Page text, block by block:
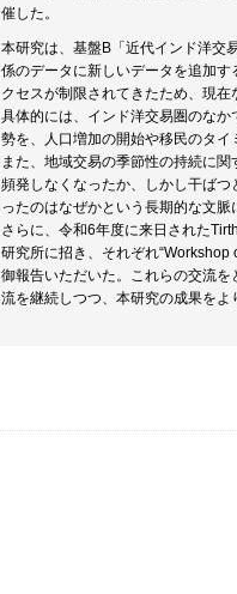
催した。
本研究は、基盤B「近代インド洋交
係のデータに新しいデータを追加
クセスが制限されてきたため、現在
具体的には、インド洋交易圏のな
勢を、人口増加の開始や移民のタイ
また、地域交易の季節性の持続に
頻発しなくなったか、しかし干ば
ったのはなぜかという長期的な文脈
さらに、令和6年度に来日された
研究所に招き、それぞれ
御報告いただいた。これらの交流
流を継続しつつ、本研究の成果をよ